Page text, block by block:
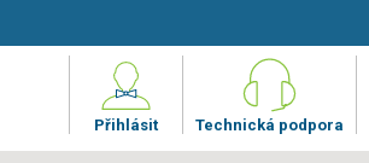
Technická podpora
Přihlásit